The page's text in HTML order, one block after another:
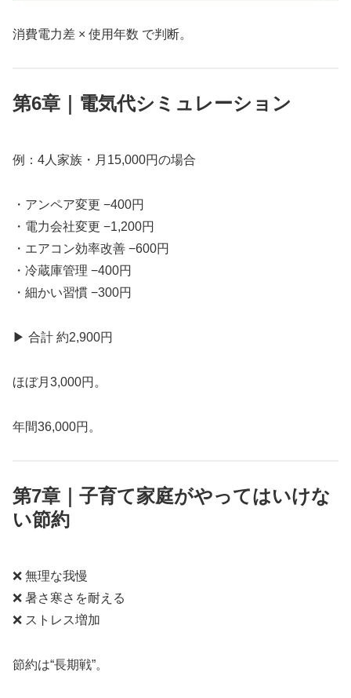
消費電力差 × 使用年数 で判断。
第6章｜電気代シミュレーション
例：4人家族・月15,000円の場合
・アンペア変更 −400円
・電力会社変更 −1,200円
・エアコン効率改善 −600円
・冷蔵庫管理 −400円
・細かい習慣 −300円
▶ 合計 約2,900円
ほぼ月3,000円。
年間36,000円。
第7章｜子育て家庭がやってはいけな
い節約
❌ 無理な我慢
❌ 暑さ寒さを耐える
❌ ストレス増加
節約は“長期戦”。